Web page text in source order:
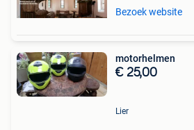
Bezoek website
motorhelmen
€ 25,00
Lier